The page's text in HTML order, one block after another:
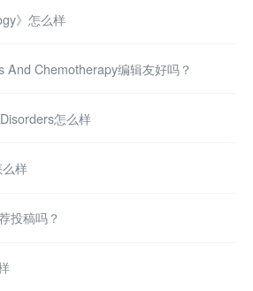
》怎么样
And Chemotherapy编辑友好吗？
怎么样
样
投稿吗？